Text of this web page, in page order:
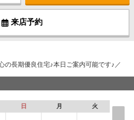
来店予約
の長期優良住宅♪本日ご案内可能です♪／
日 月 火